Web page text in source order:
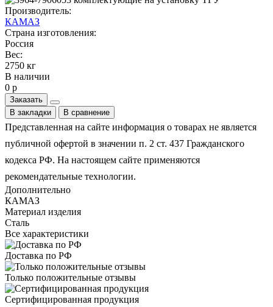
Производитель:
КАМАЗ
Страна изготовления:
Россия
Вес:
2750 кг
В наличии
0 р
Заказать
В закладки
В сравнение
Представленная на сайте информация о товарах не является
публичной офертой в значении п. 2 ст. 437 Гражданского
кодекса РФ. На настоящем сайте применяются
рекомендательные технологии.
Дополнительно
КАМАЗ
Материал изделия
Сталь
Все характеристики
Доставка по РФ
Только положительные отзывы
Сертифицированная продукция